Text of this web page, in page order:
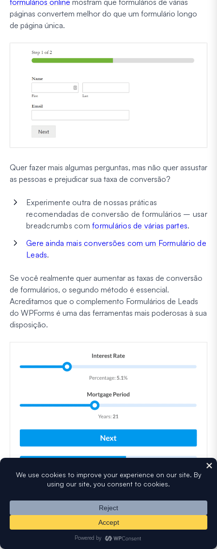
páginas convertem melhor do que um formulário longo
de página única.
Quer fazer mais algumas perguntas, mas não quer assustar
as pessoas e prejudicar sua taxa de conversão?
Experimente outra de nossas práticas
recomendadas de conversão de formulários – usar
breadcrumbs com formulários de várias partes.
Gere ainda mais conversões com um Formulário de
Leads.
Se você realmente quer aumentar as taxas de conversão
de formulários, o segundo método é essencial.
Acreditamos que o complemento Formulários de Leads
do WPForms é uma das ferramentas mais poderosas à sua
disposição.
Divida seus formulários informando às pessoas o quão
perto elas estão de completar um formulário. Isso ajuda a
mantê-las engajadas e preenchendo suas informações.
13. Torne-o Responsivo